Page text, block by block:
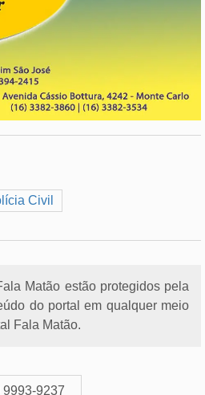
Civil
Matão estão protegidos pela
do portal em qualquer meio
Fala Matão.
9993-9237